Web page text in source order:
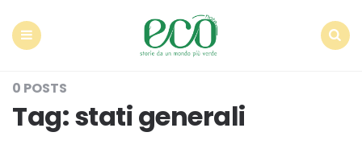
0 POSTS
Tag:stati generali